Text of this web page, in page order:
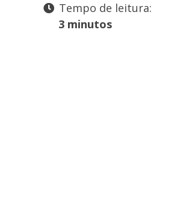
Tempo de leitura:
3 minutos